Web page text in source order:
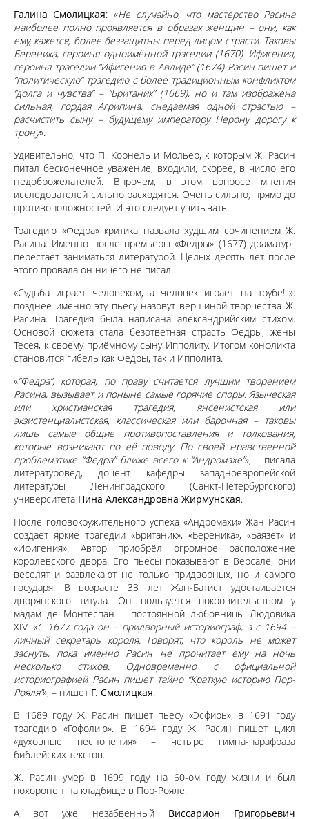
Галина Смолицкая: «Не случайно, что мастерство Расина
наиболее полно проявляется в образах женщин – они, как
ему, кажется, более беззащитны перед лицом страсти. Таковы
Береника, героиня одноимённой трагедии (1670). Ифигения,
героиня трагедии “Ифигения в Авлиде” (1674) Расин пишет и
“политическую” трагедию с более традиционным конфликтом
“долга и чувства” – “Британик” (1669), но и там изображена
сильная, гордая Агрипина, снедаемая одной страстью –
расчистить сыну – будущему императору Нерону дорогу к
трону».
Удивительно, что П. Корнель и Мольер, к которым Ж. Расин
питал бесконечное уважение, входили, скорее, в число его
недоброжелателей. Впрочем, в этом вопросе мнения
исследователей сильно расходятся. Очень сильно, прямо до
противоположностей. И это следует учитывать.
Трагедию «Федра» критика назвала худшим сочинением Ж.
Расина. Именно после премьеры «Федры» (1677) драматург
перестает заниматься литературой. Целых десять лет после
этого провала он ничего не писал.
«Судьба играет человеком, а человек играет на трубе!..»:
позднее именно эту пьесу назовут вершиной творчества Ж.
Расина. Трагедия была написана александрийским стихом.
Основой сюжета стала безответная страсть Федры, жены
Тесея, к своему приёмному сыну Ипполиту. Итогом конфликта
становится гибель как Федры, так и Ипполита.
«”Федра”, которая, по праву считается лучшим творением
Расина, вызывает и поныне самые горячие споры. Языческая
или христианская трагедия, янсенистская или
экзистенциалистская, классическая или барочная – таковы
лишь самые общие противопоставления и толкования,
которые возникают по её поводу. По своей нравственной
проблематике “Федра” ближе всего к “Андромахе”», – писала
литературовед, доцент кафедры западноевропейской
литературы Ленинградского (Санкт-Петербургского)
университета Нина Александровна Жирмунская.
После головокружительного успеха «Андромахи» Жан Расин
создаёт яркие трагедии «Британик», «Береника», «Баязет» и
«Ифигения». Автор приобрёл огромное расположение
королевского двора. Его пьесы показывают в Версале, они
веселят и развлекают не только придворных, но и самого
государя. В возрасте 33 лет Жан-Батист удостаивается
дворянского титула. Он пользуется покровительством у
мадам де Монтеспан – постоянной любовницы Людовика
XIV. «С 1677 года он – придворный историограф, а с 1694 –
личный секретарь короля. Говорят, что король не может
заснуть, пока именно Расин не прочитает ему на ночь
несколько стихов. Одновременно с официальной
историографией Расин пишет тайно “Краткую историю Пор-
Рояля”», – пишет Г. Смолицкая.
В 1689 году Ж. Расин пишет пьесу «Эсфирь», в 1691 году
трагедию «Гофолию». В 1694 году Ж. Расин пишет цикл
«духовные песнопения» – четыре гимна-парафраза
библейских текстов.
Ж. Расин умер в 1699 году на 60-ом году жизни и был
похоронен на кладбище в Пор-Рояле.
А вот уже незабвенный Виссарион Григорьевич